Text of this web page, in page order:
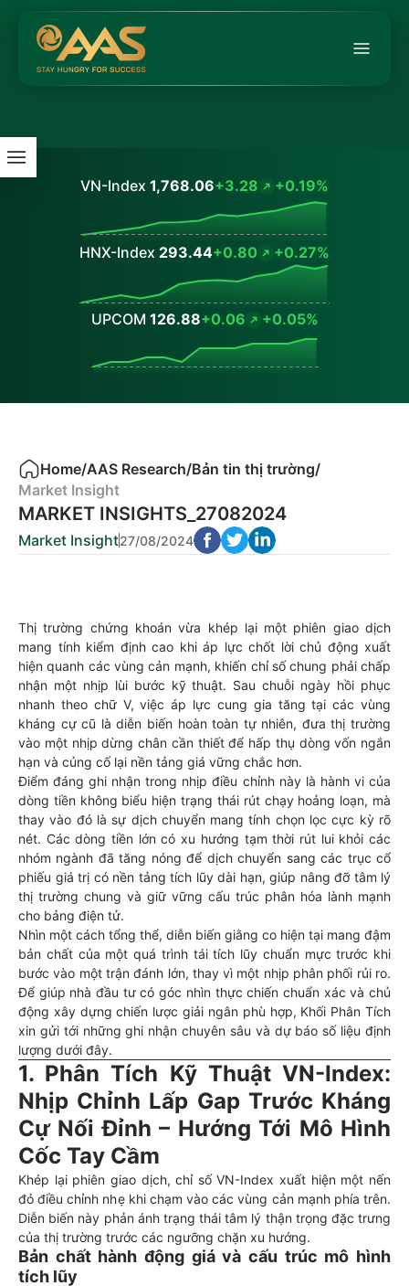
VN-Index 1,768.06+3.28 +0.19%
HNX-Index 293.44+0.80 +0.27%
UPCOM 126.88+0.06 +0.05%
Home/AAS Research/Bản tin thị trường/
Market Insight
MARKET INSIGHTS_27082024
Market Insight27/08/2024
Thị trường chứng khoán vừa khép lại một phiên giao dịch
mang tính kiểm định cao khi áp lực chốt lời chủ động xuất
hiện quanh các vùng cản mạnh, khiến chỉ số chung phải chấp
nhận một nhịp lùi bước kỹ thuật. Sau chuỗi ngày hồi phục
nhanh theo chữ V, việc áp lực cung gia tăng tại các vùng
kháng cự cũ là diễn biến hoàn toàn tự nhiên, đưa thị trường
vào một nhịp dừng chân cần thiết để hấp thụ dòng vốn ngắn
hạn và củng cố lại nền tảng giá vững chắc hơn.
Điểm đáng ghi nhận trong nhịp điều chỉnh này là hành vi của
dòng tiền không biểu hiện trạng thái rút chạy hoảng loạn, mà
thay vào đó là sự dịch chuyển mang tính chọn lọc cực kỳ rõ
nét. Các dòng tiền lớn có xu hướng tạm thời rút lui khỏi các
nhóm ngành đã tăng nóng để dịch chuyển sang các trục cổ
phiếu giá trị có nền tảng tích lũy dài hạn, giúp nâng đỡ tâm lý
thị trường chung và giữ vững cấu trúc phân hóa lành mạnh
cho bảng điện tử.
Nhìn một cách tổng thể, diễn biến giằng co hiện tại mang đậm
bản chất của một quá trình tái tích lũy chuẩn mực trước khi
bước vào một trận đánh lớn, thay vì một nhịp phân phối rủi ro.
Để giúp nhà đầu tư có góc nhìn thực chiến chuẩn xác và chủ
động xây dựng chiến lược giải ngân phù hợp, Khối Phân Tích
xin gửi tới những ghi nhận chuyên sâu và dự báo số liệu định
lượng dưới đây.
1. Phân Tích Kỹ Thuật VN-Index:
Nhịp Chỉnh Lấp Gap Trước Kháng
Cự Nối Đỉnh – Hướng Tới Mô Hình
Cốc Tay Cầm
Khép lại phiên giao dịch, chỉ số VN-Index xuất hiện một nến
đỏ điều chỉnh nhẹ khi chạm vào các vùng cản mạnh phía trên.
Diễn biến này phản ánh trạng thái tâm lý thận trọng đặc trưng
của thị trường trước các ngưỡng chặn xu hướng.
Bản chất hành động giá và cấu trúc mô hình
tích lũy